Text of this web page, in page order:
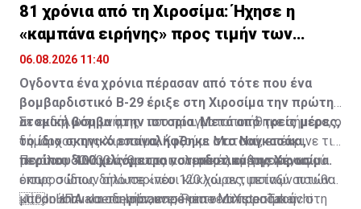
81 χρόνια από τη Χιροσίμα: Ήχησε η
«καμπάνα ειρήνης» προς τιμήν των
θυμάτων
06.08.2026 11:40
Ογδοντα έναχρόνια πέρασαν από τότε που ένα
βομβαρδιστικό B-29 έριξε στη Χιροσίμα την πρώτη
ατομική βόμβα στην ιστορία. Μετά από τρείς μέρες,
το ίδιο σκηνικό επαναλήφθηκε στο Ναγκασάκι,
περίπου 400 χιλιόμετρα νοτιοδυτικά της Χιροσίμα.
Σε εκδήλωση μνήμης που πραγματοποιήθηκε σήμερα, o
δήμαρχος της Χιροσίμα, Καζούμι Ματσού, επέκρινε τις
μεγάλες δυνάμεις για τις πολεμικές ενέργειες, αφού
όπως ο ίδιος δήλωσε «νέοι κύκλοι αντιποίνων που θα
μπορούσαν να οδηγήσουν σε μια νέα Χιροσίμα ή
Περίπου 50.000 άνθρωποι, συμπεριλαμβανομένων
εκπροσώπων από περίπου 120 χώρες, μεταξύ αυτών
και οι ΗΠΑ και το Ιράν, επρόκειτο να παραστούν στη
🇯🇵In annual remembrance, Prime Minister Takaichi